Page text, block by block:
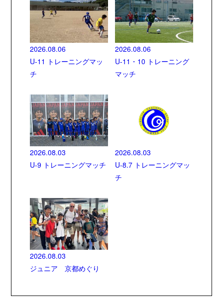
2026.08.06
U-11 トレーニングマッ
チ
2026.08.06
U-11・10 トレーニング
マッチ
2026.08.03
U-9 トレーニングマッチ
2026.08.03
U-8.7 トレーニングマッ
チ
2026.08.03
ジュニア 京都めぐり